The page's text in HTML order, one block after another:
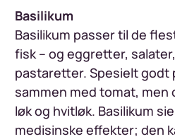
Basilikum
Basilikum passer til de
fisk – og eggretter,
pastaretter. Spesielt godt
sammen med tomat, men
løk og hvitløk. Basilikum
medisinske effekter; den